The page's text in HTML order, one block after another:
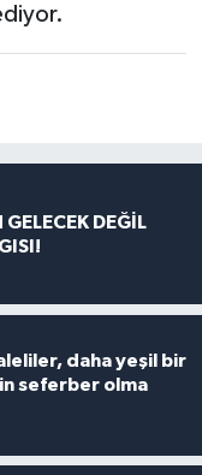
GELECEK DEĞİL
daha yeşil bir
seferber olma